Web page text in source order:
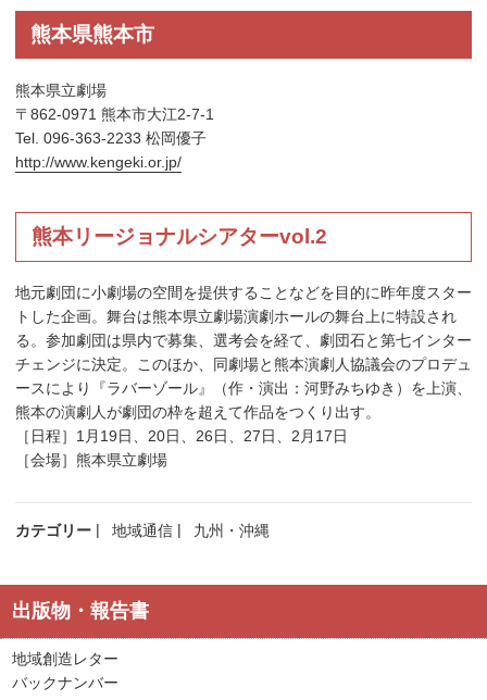
熊本県熊本市
熊本県立劇場
〒862-0971 熊本市大江2-7-1
Tel. 096-363-2233 松岡優子
http://www.kengeki.or.jp/
熊本リージョナルシアターvol.2
地元劇団に小劇場の空間を提供することなどを目的に昨年度スター
トした企画。舞台は熊本県立劇場演劇ホールの舞台上に特設され
る。参加劇団は県内で募集、選考会を経て、劇団石と第七インター
チェンジに決定。このほか、同劇場と熊本演劇人協議会のプロデュ
ースにより『ラバーゾール』（作・演出：河野みちゆき）を上演、
熊本の演劇人が劇団の枠を超えて作品をつくり出す。
［日程］1月19日、20日、26日、27日、2月17日
［会場］熊本県立劇場
カテゴリー 地域通信 九州・沖縄
出版物・報告書
地域創造レター
バックナンバー